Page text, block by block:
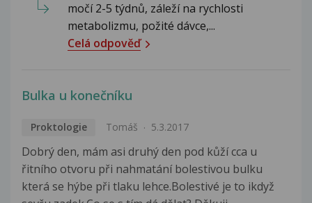
močí 2-5 týdnů, záleží na rychlosti
metabolizmu, požité dávce,...
Celá odpověď
Bulka u konečníku
Proktologie Tomáš 5.3.2017
Dobrý den, mám asi druhý den pod kůží cca u
řitního otvoru při nahmatání bolestivou bulku
která se hýbe při tlaku lehce.Bolestivé je to ikdyž